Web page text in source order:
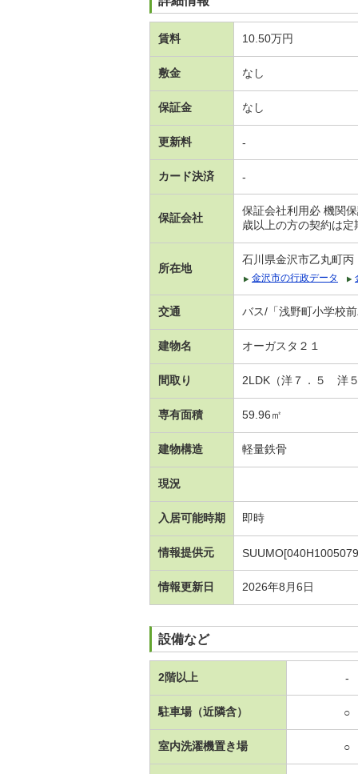
賃料 10.50万円
敷金 なし
保証金 なし
更新料 -
カード決済 -
保証会社
保証会社利用必 機関
歳以上の方の契約は
所在地
石川県金沢市乙丸町丙
金沢市の行政データ
交通 バス/「浅野町小学校
建物名 オーガスタ２１
間取り 2LDK（洋７．５ 洋
専有面積 59.96㎡
建物構造 軽量鉄骨
現況
入居可能時期 即時
情報提供元
情報更新日 2026年8月6日
設備など
2階以上 -
駐車場（近隣含） ○
室内洗濯機置き場 ○